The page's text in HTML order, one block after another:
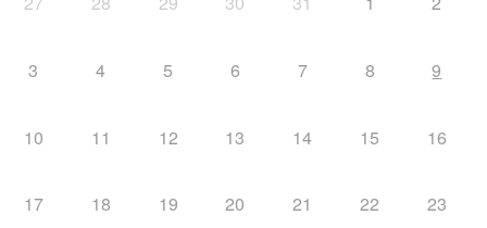
3 4 5 6 7 8 9
10 11 12 13 14 15 16
17 18 19 20 21 22 23